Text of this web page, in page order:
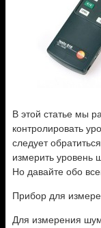
В этой статье мы
контролировать
следует
измерить уровень
Но давайте обо
Прибор для
Для измерения